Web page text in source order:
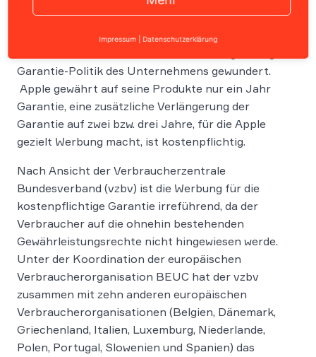
Wer sich schon mal ein Apple Produkt gekauft hat,
Garantie-Politik des Unternehmens gewundert.
Apple gewährt auf seine Produkte nur ein Jahr
Garantie, eine zusätzliche Verlängerung der
Garantie auf zwei bzw. drei Jahre, für die Apple
gezielt Werbung macht, ist kostenpflichtig.
Nach Ansicht der Verbraucherzentrale
Bundesverband (vzbv) ist die Werbung für die
kostenpflichtige Garantie irreführend, da der
Verbraucher auf die ohnehin bestehenden
Gewährleistungsrechte nicht hingewiesen werde.
Unter der Koordination der europäischen
Verbraucherorganisation BEUC hat der vzbv
zusammen mit zehn anderen europäischen
Verbraucherorganisationen (Belgien, Dänemark,
Griechenland, Italien, Luxemburg, Niederlande,
Polen, Portugal, Slowenien und Spanien) das
Impressum Datenschutzerklärung